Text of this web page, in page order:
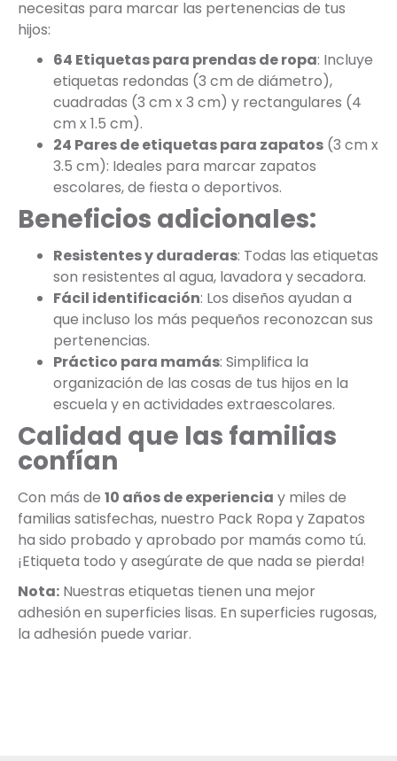
necesitas para marcar las pertenencias de tus
hijos:
64 Etiquetas para prendas de ropa: Incluye
etiquetas redondas (3 cm de diámetro),
cuadradas (3 cm x 3 cm) y rectangulares (4
cm x 1.5 cm).
24 Pares de etiquetas para zapatos (3 cm x
3.5 cm): Ideales para marcar zapatos
escolares, de fiesta o deportivos.
Beneficios adicionales:
Resistentes y duraderas: Todas las etiquetas
son resistentes al agua, lavadora y secadora.
Fácil identificación: Los diseños ayudan a
que incluso los más pequeños reconozcan sus
pertenencias.
Práctico para mamás: Simplifica la
organización de las cosas de tus hijos en la
escuela y en actividades extraescolares.
Calidad que las familias
confían
Con más de 10 años de experiencia y miles de
familias satisfechas, nuestro Pack Ropa y Zapatos
ha sido probado y aprobado por mamás como tú.
¡Etiqueta todo y asegúrate de que nada se pierda!
Nota: Nuestras etiquetas tienen una mejor
adhesión en superficies lisas. En superficies rugosas,
la adhesión puede variar.